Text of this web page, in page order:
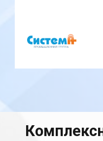
Другой тираж: